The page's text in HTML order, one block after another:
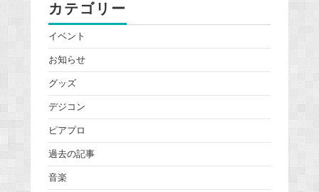
カテゴリー
イベント
お知らせ
グッズ
デジコン
ピアプロ
過去の記事
音楽